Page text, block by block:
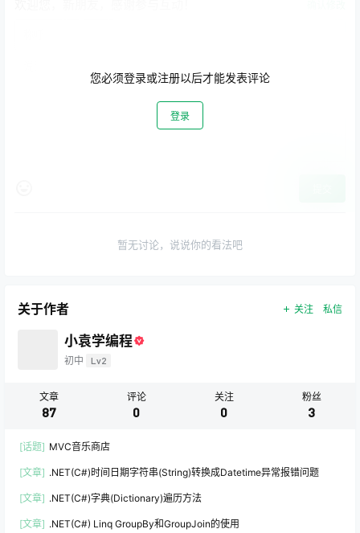
您必须登录或注册以后才能发表评论
登录
暂无讨论，说说你的看法吧
关于作者 关注 私信
小袁学编程
初中 Lv2
文章
87
评论
0
关注
0
粉丝
3
[话题] MVC音乐商店
[文章] .NET(C#)时间日期字符串(String)转换成Datetime异常报错问题
[文章] .NET(C#)字典(Dictionary)遍历方法
[文章] .NET(C#) Linq GroupBy和GroupJoin的使用